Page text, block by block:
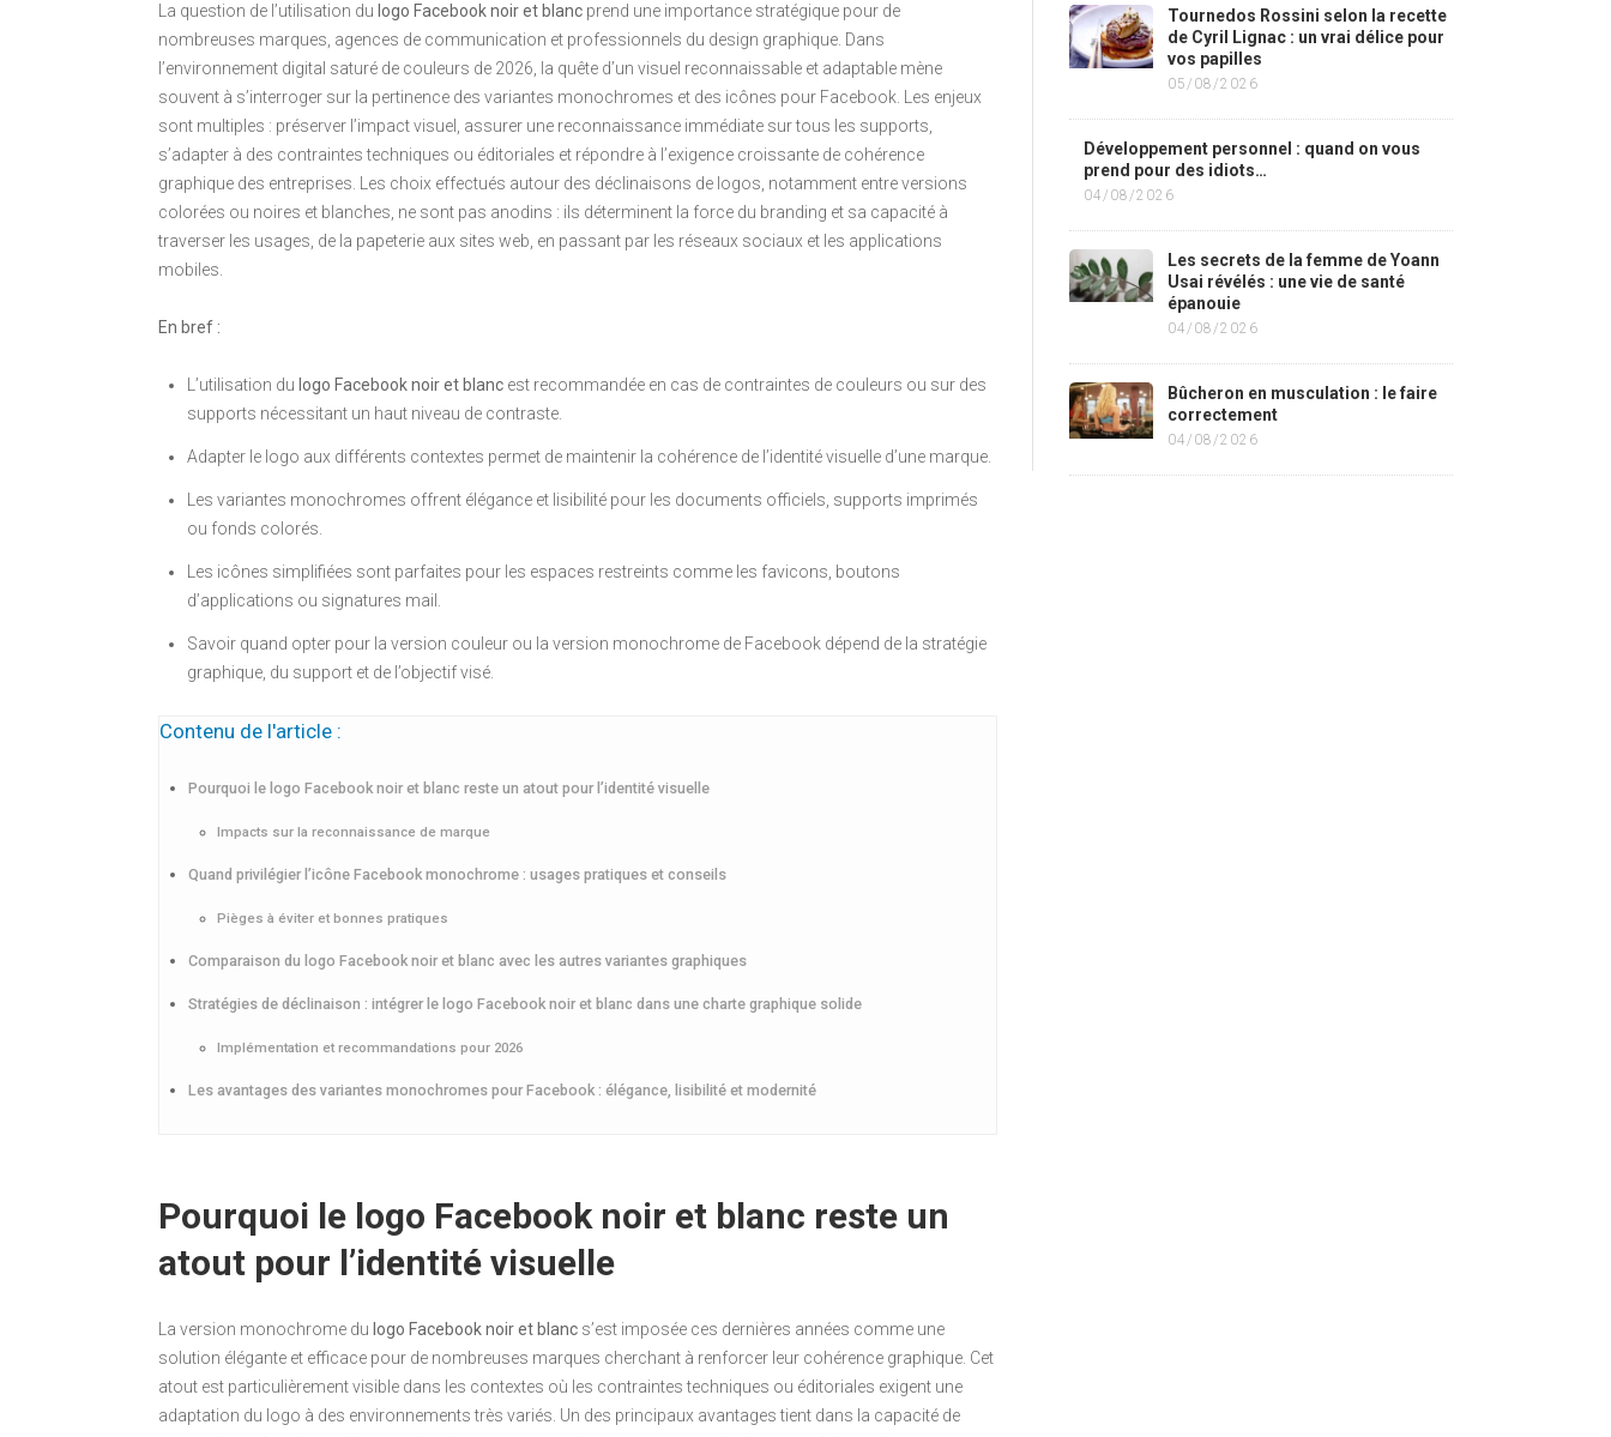
La question de l’utilisation du logo Facebook noir et blanc prend une importance stratégique pour de
nombreuses marques, agences de communication et professionnels du design graphique. Dans
l’environnement digital saturé de couleurs de 2026, la quête d’un visuel reconnaissable et adaptable mène
souvent à s’interroger sur la pertinence des variantes monochromes et des icônes pour Facebook. Les enjeux
sont multiples : préserver l’impact visuel, assurer une reconnaissance immédiate sur tous les supports,
s’adapter à des contraintes techniques ou éditoriales et répondre à l’exigence croissante de cohérence
graphique des entreprises. Les choix effectués autour des déclinaisons de logos, notamment entre versions
colorées ou noires et blanches, ne sont pas anodins : ils déterminent la force du branding et sa capacité à
traverser les usages, de la papeterie aux sites web, en passant par les réseaux sociaux et les applications
mobiles.
En bref :
L’utilisation du logo Facebook noir et blanc est recommandée en cas de contraintes de couleurs ou sur des
supports nécessitant un haut niveau de contraste.
Adapter le logo aux différents contextes permet de maintenir la cohérence de l’identité visuelle d’une marque.
Les variantes monochromes offrent élégance et lisibilité pour les documents officiels, supports imprimés
ou fonds colorés.
Les icônes simplifiées sont parfaites pour les espaces restreints comme les favicons, boutons
d’applications ou signatures mail.
Savoir quand opter pour la version couleur ou la version monochrome de Facebook dépend de la stratégie
graphique, du support et de l’objectif visé.
Contenu de l'article :
Pourquoi le logo Facebook noir et blanc reste un atout pour l’identité visuelle
Impacts sur la reconnaissance de marque
Quand privilégier l’icône Facebook monochrome : usages pratiques et conseils
Pièges à éviter et bonnes pratiques
Comparaison du logo Facebook noir et blanc avec les autres variantes graphiques
Stratégies de déclinaison : intégrer le logo Facebook noir et blanc dans une charte graphique solide
Implémentation et recommandations pour 2026
Les avantages des variantes monochromes pour Facebook : élégance, lisibilité et modernité
Pourquoi le logo Facebook noir et blanc reste un
atout pour l’identité visuelle
La version monochrome du logo Facebook noir et blanc s’est imposée ces dernières années comme une
solution élégante et efficace pour de nombreuses marques cherchant à renforcer leur cohérence graphique. Cet
atout est particulièrement visible dans les contextes où les contraintes techniques ou éditoriales exigent une
adaptation du logo à des environnements très variés. Un des principaux avantages tient dans la capacité de
Tournedos Rossini selon la recette
de Cyril Lignac : un vrai délice pour
vos papilles
05/08/2026
Développement personnel : quand on vous
prend pour des idiots…
04/08/2026
Les secrets de la femme de Yoann
Usai révélés : une vie de santé
épanouie
04/08/2026
Bûcheron en musculation : le faire
correctement
04/08/2026